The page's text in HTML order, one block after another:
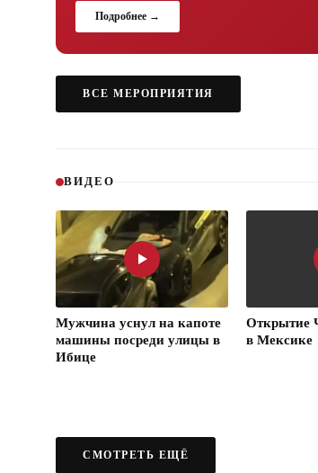
Подробнее →
ВСЕ МЕРОПРИЯТИЯ
ВИДЕО
Мужчина уснул на капоте
машины посреди улицы в
Ибице
Открытие
в Мексике
СМОТРЕТЬ ЕЩЁ